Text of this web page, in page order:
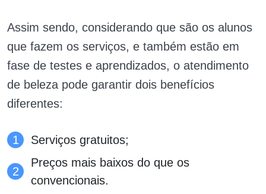
Assim sendo, considerando que são os alunos
que fazem os serviços, e também estão em
fase de testes e aprendizados, o atendimento
de beleza pode garantir dois benefícios
diferentes:
Serviços gratuitos;
Preços mais baixos do que os
convencionais.